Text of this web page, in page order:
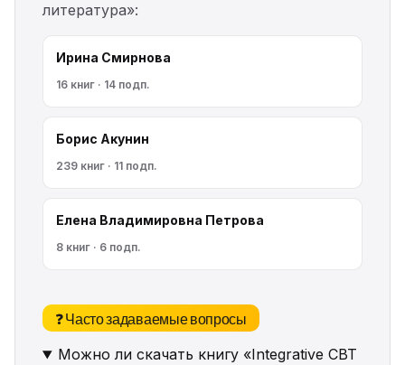
литература»:
Ирина Смирнова
16 книг · 14 подп.
Борис Акунин
239 книг · 11 подп.
Елена Владимировна Петрова
8 книг · 6 подп.
❓ Часто задаваемые вопросы
Можно ли скачать книгу «Integrative CBT